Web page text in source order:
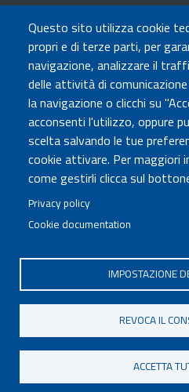
Questo sito utilizza cookie
propri e di terze parti, per
navigazione, analizzare il
delle attività di
la navigazione o clicchi su
acconsenti l'utilizzo, oppure
scelta salvando le tue
cookie attivare. Per maggiori
come gestirli clicca sul
Privacy policy
Cookie documentation
IMPOSTAZIONE
REVOCA IL
ACCETTA
TRASPARENZA
Amministrazione Trasparente
Atti di notifica
Albo online
Concorsi
COMUNICA CON NOI
Urp
Posta elettronica certificata
Sedi e contatti
Governo
Tutti i diritti
MENU
Mappa del sito
Cookie settings